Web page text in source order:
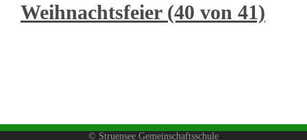
Weihnachtsfeier (40 von 41)
© Struensee Gemeinschaftsschule